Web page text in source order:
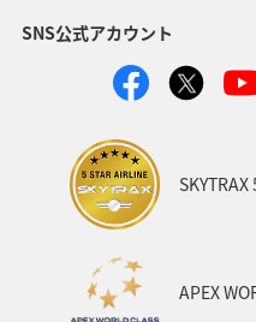
兵庫県 お祭り・イベント
フォトジェニックな写真を撮る
ANAグルメマイル
趣味 日本の歴史・文化・
マイルを使う
SNS公式アカウント
APEX